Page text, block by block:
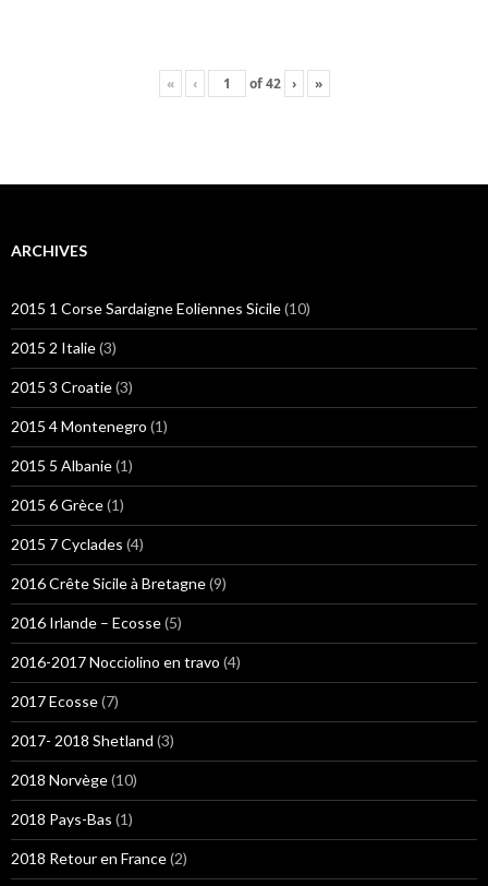
« ‹ of42 › »
ARCHIVES
2015 1 Corse Sardaigne Eoliennes Sicile(10)
2015 2 Italie(3)
2015 3 Croatie(3)
2015 4 Montenegro (1)
2015 5 Albanie(1)
2015 6 Grèce(1)
2015 7 Cyclades (4)
2016 Crête Sicile à Bretagne(9)
2016 Irlande – Ecosse(5)
2016-2017 Nocciolino en travo (4)
2017 Ecosse(7)
2017- 2018 Shetland (3)
2018 Norvège(10)
2018 Pays-Bas (1)
2018 Retour en France(2)